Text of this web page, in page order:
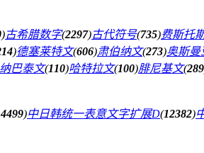
)古希腊数字(2297)古代符号(735)费斯托
)德塞莱特文(606)肃伯纳文(273)奥斯曼
纳巴泰文(110)哈特拉文(100)腓尼基文(289
)中日韩统一表意文字扩展D(12382)